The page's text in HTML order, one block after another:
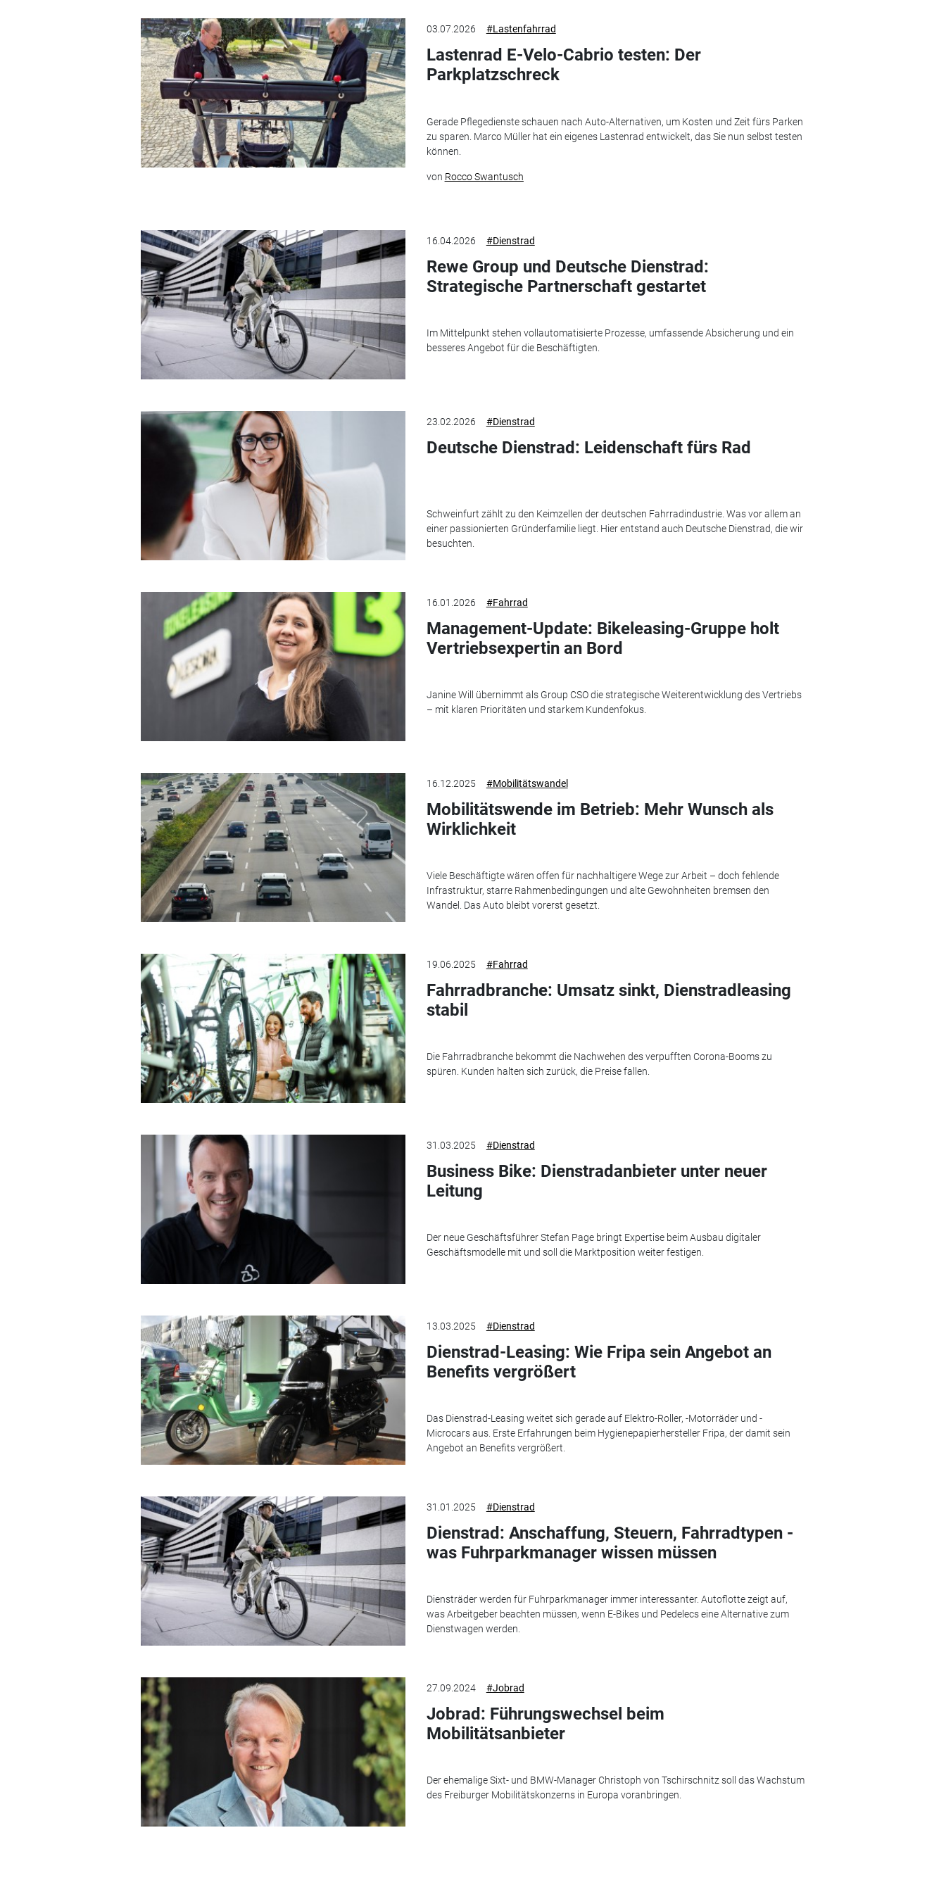
03.07.2026 #Lastenfahrrad
Lastenrad E-Velo-Cabrio testen: Der
Parkplatzschreck
Gerade Pflegedienste schauen nach Auto-Alternativen, um Kosten und Zeit fürs Parken
zu sparen. Marco Müller hat ein eigenes Lastenrad entwickelt, das Sie nun selbst testen
können.
von Rocco Swantusch
16.04.2026 #Dienstrad
Rewe Group und Deutsche Dienstrad:
Strategische Partnerschaft gestartet
Im Mittelpunkt stehen vollautomatisierte Prozesse, umfassende Absicherung und ein
besseres Angebot für die Beschäftigten.
23.02.2026 #Dienstrad
Deutsche Dienstrad: Leidenschaft fürs Rad
Schweinfurt zählt zu den Keimzellen der deutschen Fahrradindustrie. Was vor allem an
einer passionierten Gründerfamilie liegt. Hier entstand auch Deutsche Dienstrad, die wir
besuchten.
16.01.2026 #Fahrrad
Management-Update: Bikeleasing-Gruppe holt
Vertriebsexpertin an Bord
Janine Will übernimmt als Group CSO die strategische Weiterentwicklung des Vertriebs
– mit klaren Prioritäten und starkem Kundenfokus.
16.12.2025 #Mobilitätswandel
Mobilitätswende im Betrieb: Mehr Wunsch als
Wirklichkeit
Viele Beschäftigte wären offen für nachhaltigere Wege zur Arbeit – doch fehlende
Infrastruktur, starre Rahmenbedingungen und alte Gewohnheiten bremsen den
Wandel. Das Auto bleibt vorerst gesetzt.
19.06.2025 #Fahrrad
Fahrradbranche: Umsatz sinkt, Dienstradleasing
stabil
Die Fahrradbranche bekommt die Nachwehen des verpufften Corona-Booms zu
spüren. Kunden halten sich zurück, die Preise fallen.
31.03.2025 #Dienstrad
Business Bike: Dienstradanbieter unter neuer
Leitung
Der neue Geschäftsführer Stefan Page bringt Expertise beim Ausbau digitaler
Geschäftsmodelle mit und soll die Marktposition weiter festigen.
13.03.2025 #Dienstrad
Dienstrad-Leasing: Wie Fripa sein Angebot an
Benefits vergrößert
Das Dienstrad-Leasing weitet sich gerade auf Elektro-Roller, -Motorräder und -
Microcars aus. Erste Erfahrungen beim Hygienepapierhersteller Fripa, der damit sein
Angebot an Benefits vergrößert.
31.01.2025 #Dienstrad
Dienstrad: Anschaffung, Steuern, Fahrradtypen -
was Fuhrparkmanager wissen müssen
Diensträder werden für Fuhrparkmanager immer interessanter. Autoflotte zeigt auf,
was Arbeitgeber beachten müssen, wenn E-Bikes und Pedelecs eine Alternative zum
Dienstwagen werden.
27.09.2024 #Jobrad
Jobrad: Führungswechsel beim
Mobilitätsanbieter
Der ehemalige Sixt- und BMW-Manager Christoph von Tschirschnitz soll das Wachstum
des Freiburger Mobilitätskonzerns in Europa voranbringen.